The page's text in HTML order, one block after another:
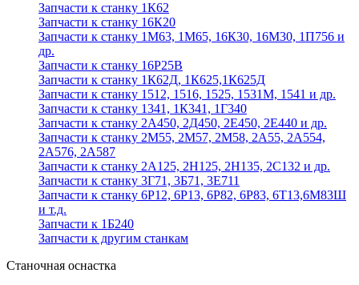
Запчасти к станку 1К62
Запчасти к станку 16К20
Запчасти к станку 1М63, 1М65, 16К30, 16М30, 1П756 и
др.
Запчасти к станку 16Р25В
Запчасти к станку 1К62Д, 1К625,1К625Д
Запчасти к станку 1512, 1516, 1525, 1531М, 1541 и др.
Запчасти к станку 1341, 1К341, 1Г340
Запчасти к станку 2А450, 2Д450, 2Е450, 2Е440 и др.
Запчасти к станку 2М55, 2М57, 2М58, 2А55, 2А554,
2А576, 2А587
Запчасти к станку 2А125, 2Н125, 2Н135, 2С132 и др.
Запчасти к станку 3Г71, 3Б71, 3Е711
Запчасти к станку 6Р12, 6Р13, 6Р82, 6Р83, 6Т13,6М83Ш
и т.д.
Запчасти к 1Б240
Запчасти к другим станкам
Станочная оснастка